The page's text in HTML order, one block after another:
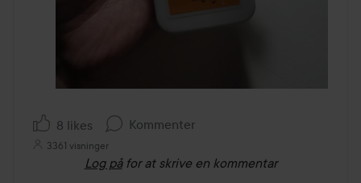
8 likes Kommenter
3361 visninger
Log på for at skrive en kommentar